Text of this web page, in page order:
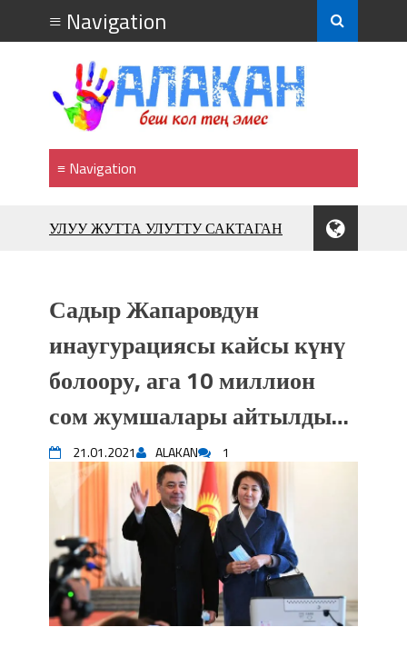
УЛУУ ЖУТТА УЛУТТУ САКТАГАН
фонтанов в Royal Central Park
Аида САЛЯНОВА: "Кыргыз шахмат
союзунун президенти болуп
шайланышым сыймык жана чоң
Садыр ЖАПАРОВ: “Айтматовдой
адабият алпы чыгыш үчүн, улуу көч
уланышы үчүн журнал сөзсүз керек!”
“Китепкана түнγ-2026”: Психолог
Мээрим Мураталиева менен
жолугушууга келиңиз! (Дарек. Видео)
Латын арибиндеги “Чабуул”... “Ала-
Тоо” журналынын тарыхы жана
редакторлору... (Тизме. Видео)
“КАРА КЕМПИР”: ҮМҮТТҮН
Садыр Жапаровдун
инаугурациясы кайсы күнү
болоору, ага 10 миллион
сом жумшалары айтылды…
21.01.2021 ALAKAN 1